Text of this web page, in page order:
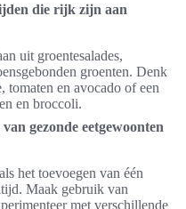
die rijk zijn aan
uit groentesalades,
groenten. Denk
tomaten en avocado of een
en broccoli.
gezonde eetgewoonten
het toevoegen van één
Maak gebruik van
met verschillende